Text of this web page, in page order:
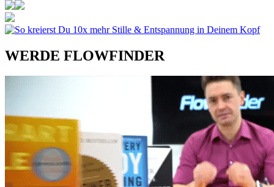
WERDE FLOWFINDER